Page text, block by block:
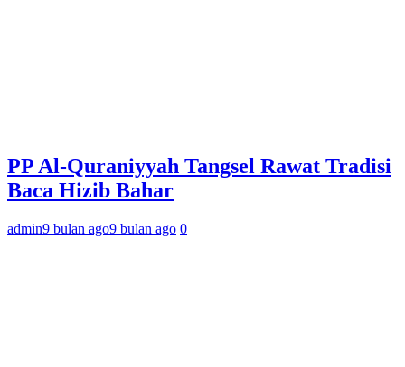
PP Al-Quraniyyah Tangsel Rawat Tradisi
Baca Hizib Bahar
admin9 bulan ago9 bulan ago 0